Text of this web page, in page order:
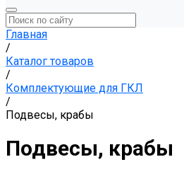
Главная
/
Каталог товаров
/
Комплектующие для ГКЛ
/
Подвесы, крабы
Подвесы, крабы